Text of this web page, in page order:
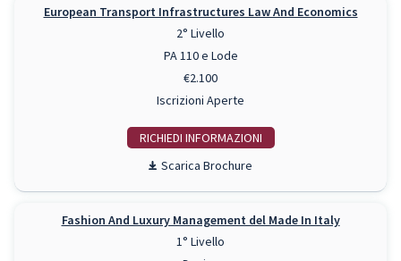
European Transport Infrastructures Law And Economics
2° Livello
PA 110 e Lode
€2.100
Iscrizioni Aperte
RICHIEDI INFO
Scarica Brochure
Fashion And Luxury Management del Made In Italy
1° Livello